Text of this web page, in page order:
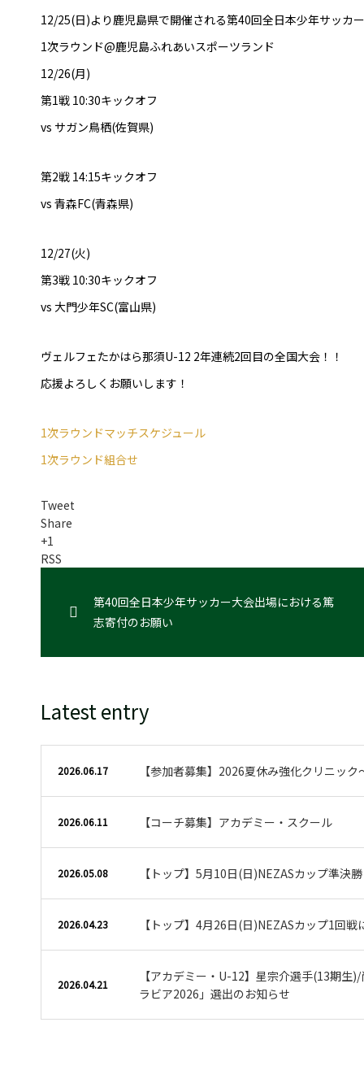
12/25(日)より鹿児島県で開催される第40回全日本少年サッカ
1次ラウンド@鹿児島ふれあいスポーツランド
12/26(月)
第1戦 10:30キックオフ
vs サガン鳥栖(佐賀県)
第2戦 14:15キックオフ
vs 青森FC(青森県)
12/27(火)
第3戦 10:30キックオフ
vs 大門少年SC(富山県)
ヴェルフェたかはら那須U-12 2年連続2回目の全国大会！！
応援よろしくお願いします！
1次ラウンドマッチスケジュール
1次ラウンド組合せ
Tweet
Share
+1
RSS
第40回全日本少年サッカー大会出場における篤
志寄付のお願い
Latest entry
2026.06.17 【参加者募集】2026夏休み強化クリニッ
2026.06.11 【コーチ募集】アカデミー・スクール
2026.05.08 【トップ】5月10日(日)NEZASカップ準決
2026.04.23 【トップ】4月26日(日)NEZASカップ1回戦
2026.04.21
【アカデミー・U-12】星宗介選手(13期生
ラビア2026」選出のお知らせ